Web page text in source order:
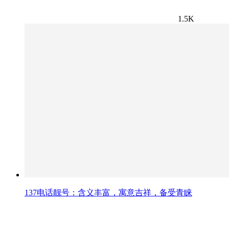
1.5K
137电话靓号：含义丰富，寓意吉祥，备受青睐